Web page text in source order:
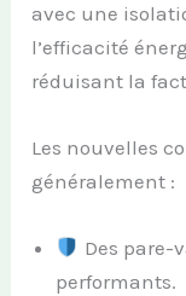
avec une
l’efficacité
réduisant la
Les nouvelles
généralement :
Des pare-
performants.